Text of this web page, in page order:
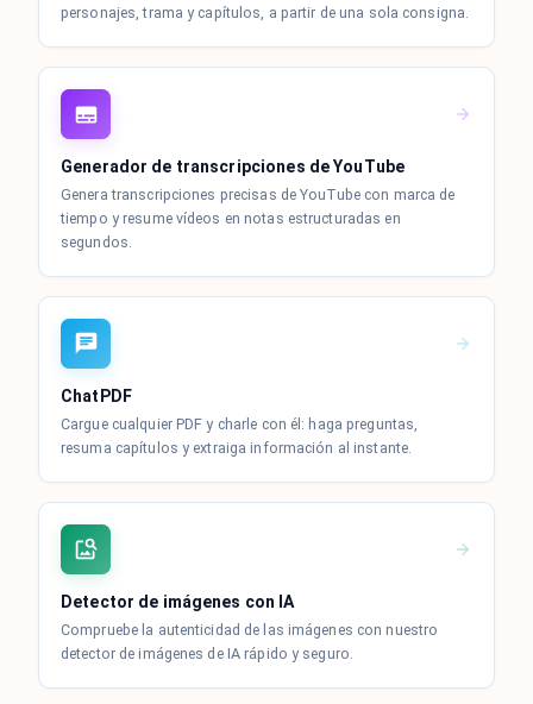
personajes, trama y capítulos, a partir de una sola consigna.
Generador de transcripciones de YouTube
Genera transcripciones precisas de YouTube con marca de
tiempo y resume vídeos en notas estructuradas en
segundos.
ChatPDF
Cargue cualquier PDF y charle con él: haga preguntas,
resuma capítulos y extraiga información al instante.
Detector de imágenes con IA
Compruebe la autenticidad de las imágenes con nuestro
detector de imágenes de IA rápido y seguro.